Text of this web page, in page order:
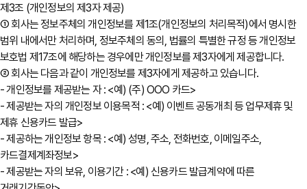
제3조 (개인정보의 제3자 제공)
① 회사는 정보주체의 개인정보를 제1조(개인정보의 처리목적)에서 명시한
범위 내에서만 처리하며, 정보주체의 동의, 법률의 특별한 규정 등 개인정보
보호법 제17조에 해당하는 경우에만 개인정보를 제3자에게 제공합니다.
② 회사는 다음과 같이 개인정보를 제3자에게 제공하고 있습니다.
- 개인정보를 제공받는 자 : <예) (주) OOO 카드>
- 제공받는 자의 개인정보 이용목적 : <예) 이벤트 공동개최 등 업무제휴 및
제휴 신용카드 발급>
- 제공하는 개인정보 항목 : <예) 성명, 주소, 전화번호, 이메일주소,
카드결제계좌정보>
- 제공받는 자의 보유, 이용기간 : <예) 신용카드 발급계약에 따른